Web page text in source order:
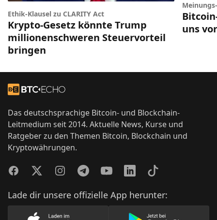
Ethik-Klausel zu CLARITY Act
Krypto-Gesetz könnte Trump
millionenschweren Steuervorteil
bringen
uns
Zur Startseite
Das deutschsprachige Bitcoin- und Blockchain-
Leitmedium seit 2014. Aktuelle News, Kurse und
Ratgeber zu den Themen Bitcoin, Blockchain und
Kryptowährungen.
FacebookTwitterInstagramTelegramYouTubeLinkedInTikTok
Lade dir unsere offizielle App herunter: